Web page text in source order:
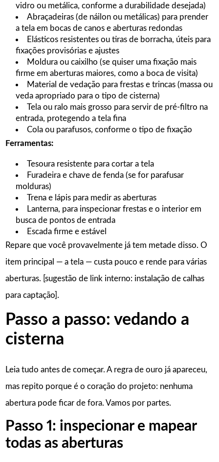
vidro ou metálica, conforme a durabilidade desejada)
Abraçadeiras (de náilon ou metálicas) para prender
a tela em bocas de canos e aberturas redondas
Elásticos resistentes ou tiras de borracha, úteis para
fixações provisórias e ajustes
Moldura ou caixilho (se quiser uma fixação mais
firme em aberturas maiores, como a boca de visita)
Material de vedação para frestas e trincas (massa ou
veda apropriado para o tipo de cisterna)
Tela ou ralo mais grosso para servir de pré-filtro na
entrada, protegendo a tela fina
Cola ou parafusos, conforme o tipo de fixação
Ferramentas:
Tesoura resistente para cortar a tela
Furadeira e chave de fenda (se for parafusar
molduras)
Trena e lápis para medir as aberturas
Lanterna, para inspecionar frestas e o interior em
busca de pontos de entrada
Escada firme e estável
Repare que você provavelmente já tem metade disso. O
item principal — a tela — custa pouco e rende para várias
aberturas. [sugestão de link interno: instalação de calhas
para captação].
Passo a passo: vedando a
cisterna
Leia tudo antes de começar. A regra de ouro já apareceu,
mas repito porque é o coração do projeto: nenhuma
abertura pode ficar de fora. Vamos por partes.
Passo 1: inspecionar e mapear
todas as aberturas